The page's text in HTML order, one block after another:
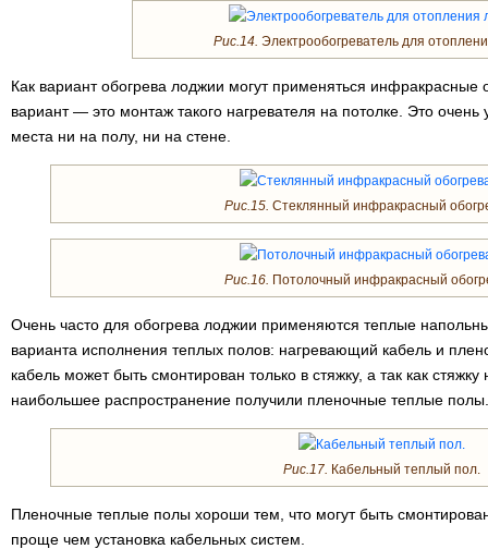
Рис.14. Электрообогреватель для
Как вариант обогрева лоджии могут применяться
вариант — это монтаж такого нагревателя на потолке. Это очень
места ни на полу, ни на стене.
Рис.15. Стеклянный инфракрасный
Рис.16. Потолочный инфракрасный
Очень часто для обогрева лоджии применяются теплые
варианта исполнения теплых полов: нагревающий кабель и
кабель может быть смонтирован только в стяжку, а так как
наибольшее распространение получили пленочные теплые полы.
Рис.17. Кабельный теплый пол.
Пленочные теплые полы хороши тем, что могут быть
проще чем установка кабельных систем.